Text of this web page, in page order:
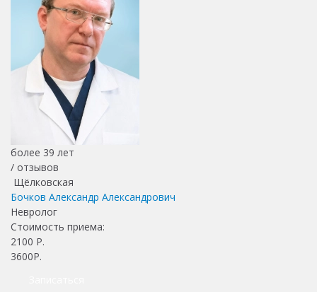
более 39 лет
/ отзывов
Щёлковская
Бочков Александр Александрович
Невролог
Стоимость приема:
2100 Р.
3600Р.